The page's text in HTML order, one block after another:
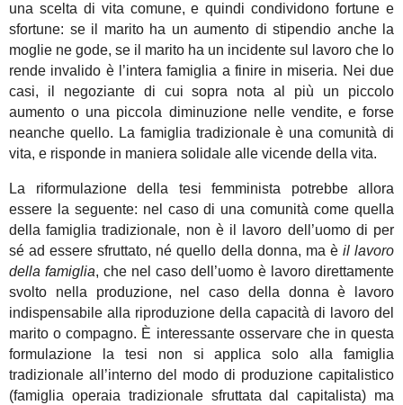
una scelta di vita comune, e quindi condividono fortune e
sfortune: se il marito ha un aumento di stipendio anche la
moglie ne gode, se il marito ha un incidente sul lavoro che lo
rende invalido è l’intera famiglia a finire in miseria. Nei due
casi, il negoziante di cui sopra nota al più un piccolo
aumento o una piccola diminuzione nelle vendite, e forse
neanche quello. La famiglia tradizionale è una comunità di
vita, e risponde in maniera solidale alle vicende della vita.
La riformulazione della tesi femminista potrebbe allora
essere la seguente: nel caso di una comunità come quella
della famiglia tradizionale, non è il lavoro dell’uomo di per
sé ad essere sfruttato, né quello della donna, ma è il lavoro
della famiglia, che nel caso dell’uomo è lavoro direttamente
svolto nella produzione, nel caso della donna è lavoro
indispensabile alla riproduzione della capacità di lavoro del
marito o compagno. È interessante osservare che in questa
formulazione la tesi non si applica solo alla famiglia
tradizionale all’interno del modo di produzione capitalistico
(famiglia operaia tradizionale sfruttata dal capitalista) ma